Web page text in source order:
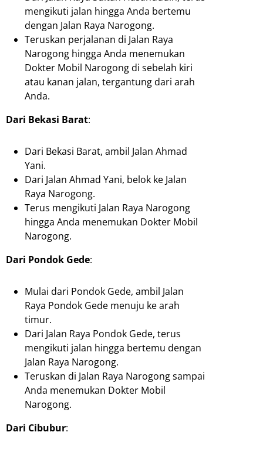
mengikuti jalan hingga Anda bertemu
dengan Jalan Raya Narogong.
Teruskan perjalanan di Jalan Raya
Narogong hingga Anda menemukan
Dokter Mobil Narogong di sebelah kiri
atau kanan jalan, tergantung dari arah
Anda.
Dari Bekasi Barat:
Dari Bekasi Barat, ambil Jalan Ahmad
Yani.
Dari Jalan Ahmad Yani, belok ke Jalan
Raya Narogong.
Terus mengikuti Jalan Raya Narogong
hingga Anda menemukan Dokter Mobil
Narogong.
Dari Pondok Gede:
Mulai dari Pondok Gede, ambil Jalan
Raya Pondok Gede menuju ke arah
timur.
Dari Jalan Raya Pondok Gede, terus
mengikuti jalan hingga bertemu dengan
Jalan Raya Narogong.
Teruskan di Jalan Raya Narogong sampai
Anda menemukan Dokter Mobil
Narogong.
Dari Cibubur: